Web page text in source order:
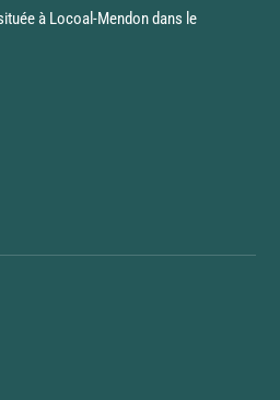
à Locoal-Mendon dans le